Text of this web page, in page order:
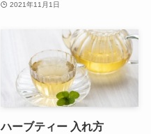
2021年11月1日
ハーブティー 入れ方